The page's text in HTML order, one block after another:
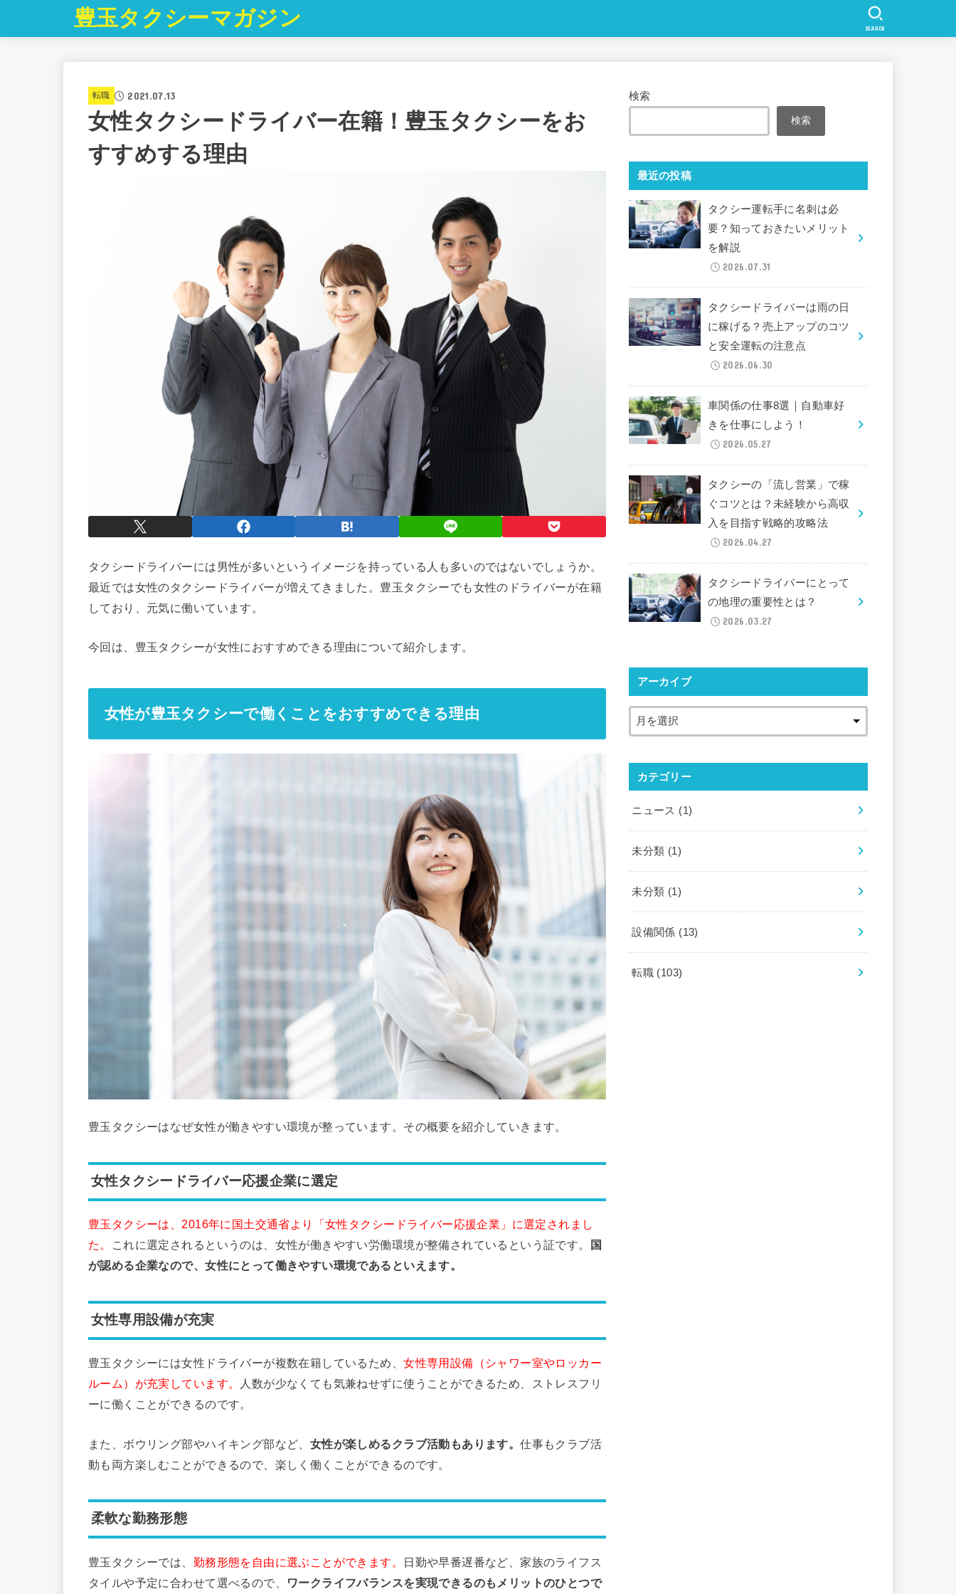
豊玉タクシーマガジン SEARCH
転職 2021.07.13
女性タクシードライバー在籍！豊玉タクシーをお
すすめする理由
タクシードライバーには男性が多いというイメージを持っている人も多いのではないでしょうか。
最近では女性のタクシードライバーが増えてきました。豊玉タクシーでも女性のドライバーが在籍
しており、元気に働いています。
今回は、豊玉タクシーが女性におすすめできる理由について紹介します。
女性が豊玉タクシーで働くことをおすすめできる理由
豊玉タクシーはなぜ女性が働きやすい環境が整っています。その概要を紹介していきます。
女性タクシードライバー応援企業に選定
豊玉タクシーは、2016年に国土交通省より「女性タクシードライバー応援企業」に選定されまし
た。
これに選定されるというのは、女性が働きやすい労働環境が整備されているという証です。
国
が認める企業なので、女性にとって働きやすい環境であるといえます。
女性専用設備が充実
豊玉タクシーには女性ドライバーが複数在籍しているため、女性専用設備（シャワー室やロッカー
ルーム）が充実しています。
人数が少なくても気兼ねせずに使うことができるため、ストレスフリ
ーに働くことができるのです。
また、ボウリング部やハイキング部など、 女性が楽しめるクラブ活動もあります。仕事もクラブ活
動も両方楽しむことができるので、楽しく働くことができるのです。
柔軟な勤務形態
豊玉タクシーでは、 勤務形態を自由に選ぶことができます。
日勤や早番遅番など、家族のライフス
タイルや予定に合わせて選べるので、
ワークライフバランスを実現できるのもメリットのひとつで
検索
検索
最近の投稿
タクシー運転手に名刺は必
要？知っておきたいメリット
を解説
2026.07.31
タクシードライバーは雨の日
に稼げる？売上アップのコツ
と安全運転の注意点
2026.06.30
車関係の仕事8選｜自動車好
きを仕事にしよう！
2026.05.27
タクシーの「流し営業」で稼
ぐコツとは？未経験から高収
入を目指す戦略的攻略法
2026.04.27
タクシードライバーにとって
の地理の重要性とは？
2026.03.27
アーカイブ
カテゴリー
ニュース (1)
未分類 (1)
未分類 (1)
設備関係 (13)
転職 (103)